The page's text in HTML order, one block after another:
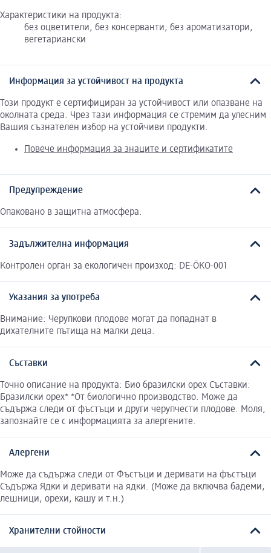
Характеристики на продукта:
без оцветители, без консерванти, без ароматизатори,
вегетариански
Информация за устойчивост на продукта
Този продукт е сертифициран за устойчивост или опазване на
околната среда. Чрез тази информация се стремим да улесним
Вашия съзнателен избор на устойчиви продукти.
Повече информация за знаците и сертификатите
Предупреждение
Опаковано в защитна атмосфера.
Задължителна информация
Контролен орган за екологичен произход: DE-ÖKO-001
Указания за употреба
Внимание: Черупкови плодове могат да попаднат в
дихателните пътища на малки деца.
Съставки
Точно описание на продукта: Био бразилски орех Съставки:
Бразилски орех* *От биологично производство. Може да
съдържа следи от фъстъци и други черупчести плодове. Моля,
запознайте се с информацията за алергените.
Алергени
Може да съдържа следи от Фъстъци и деривати на фъстъци
Съдържа Ядки и деривати на ядки. (Може да включва бадеми,
лешници, орехи, кашу и т.н.)
Хранителни стойности